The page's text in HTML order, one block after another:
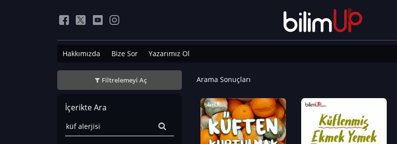
Hakkımızda Bize Sor Yazarımız Ol
Filtrelemeyi Aç
İçerikte Ara
Arama Sonuçları